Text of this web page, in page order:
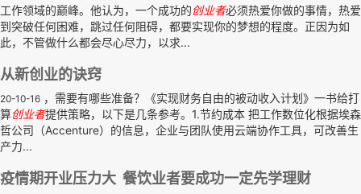
工作领域的巅峰。他认为，一个成功的创业者必须热爱你做的事情，热爱
到突破任何困难，跳过任何阻碍，都要实现你的梦想的程度。正因为如
此，不管做什么都会尽心尽力，以求...
从新创业的诀窍
20-10-16 ，需要有哪些准备？《实现财务自由的被动收入计划》一书给打
算创业者提供策略，以下是几条参考。1.节约成本 把工作数位化根据埃森
哲公司（Accenture）的信息，企业与团队使用云端协作工具，可改善生
产力...
疫情期开业压力大 餐饮业者要成功一定先学理财